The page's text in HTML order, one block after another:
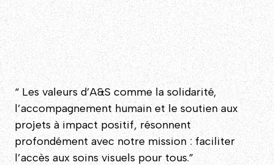
“ Les valeurs d’A&S comme la solidarité,
l’accompagnement humain et le soutien aux
projets à impact positif, résonnent
profondément avec notre mission : faciliter
l’accès aux soins visuels pour tous.”